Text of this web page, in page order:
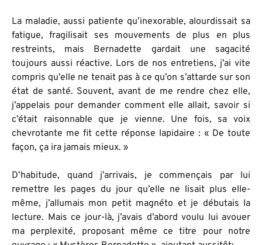
La maladie, aussi patiente qu’inexorable, alourdissait sa
fatigue, fragilisait ses mouvements de plus en plus
restreints, mais Bernadette gardait une sagacité
toujours aussi réactive. Lors de nos entretiens, j’ai vite
compris qu’elle ne tenait pas à ce qu’on s’attarde sur son
état de santé. Souvent, avant de me rendre chez elle,
j’appelais pour demander comment elle allait, savoir si
c’était raisonnable que je vienne. Une fois, sa voix
chevrotante me fit cette réponse lapidaire : « De toute
façon, ça ira jamais mieux. »
D’habitude, quand j’arrivais, je commençais par lui
remettre les pages du jour qu’elle ne lisait plus elle-
même, j’allumais mon petit magnéto et je débutais la
lecture. Mais ce jour-là, j’avais d’abord voulu lui avouer
ma perplexité, proposant même ce titre pour notre